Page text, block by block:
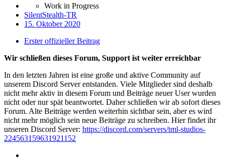
Work in Progress
SilentStealth-TR
15. Oktober 2020
Erster offizieller Beitrag
Wir schließen dieses Forum, Support ist weiter erreichbar
In den letzten Jahren ist eine große und aktive Community auf
unserem Discord Server entstanden. Viele Mitglieder sind deshalb
nicht mehr aktiv in diesem Forum und Beiträge neuer User wurden
nicht oder nur spät beantwortet. Daher schließen wir ab sofort dieses
Forum. Alte Beiträge werden weiterhin sichtbar sein, aber es wird
nicht mehr möglich sein neue Beiträge zu schreiben. Hier findet ihr
unseren Discord Server: https://discord.com/servers/tml-studios-
224563159631921152